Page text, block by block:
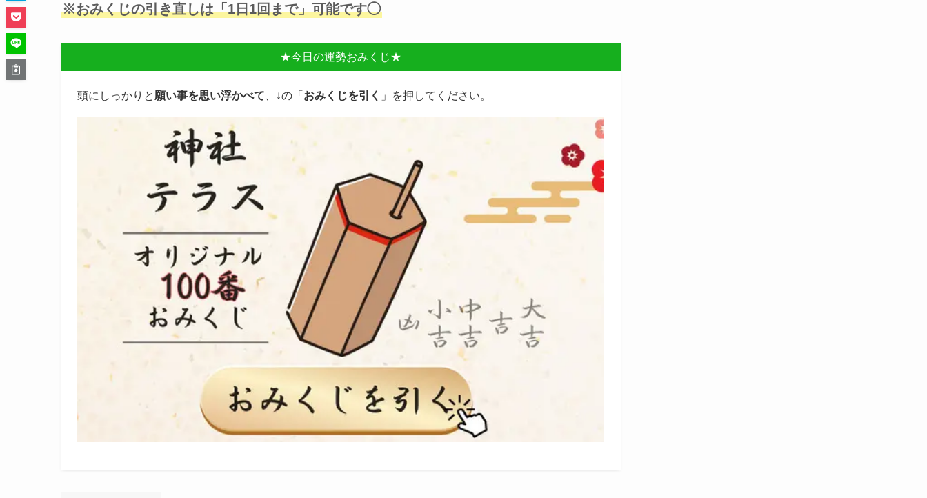
※おみくじの引き直しは「1日1回まで」可能です◯
★今日の運勢おみくじ★
頭にしっかりと 願い事を思い浮かべて 、↓の「 おみくじを引く 」を押してください。